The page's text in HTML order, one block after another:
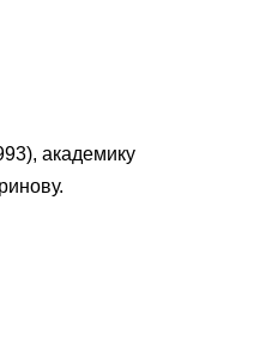
академику